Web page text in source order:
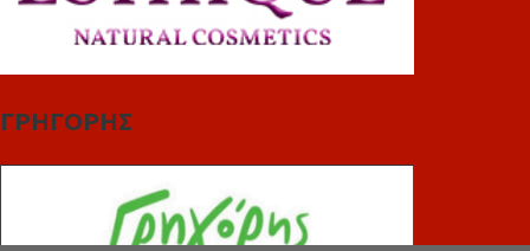
ΓΡΗΓΟΡΗΣ